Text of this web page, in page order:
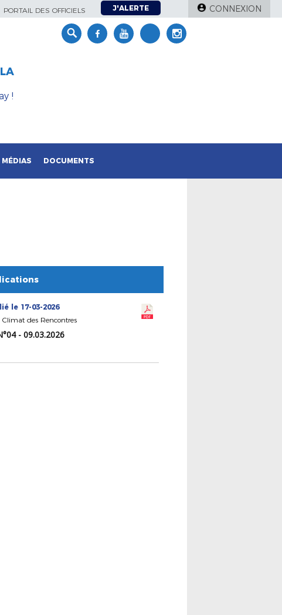
PORTAIL DES OFFICIELS J'ALERTE CONNEXION
!
MÉDIAS DOCUMENTS
le 17-03-2026
Climat des Rencontres
- 09.03.2026